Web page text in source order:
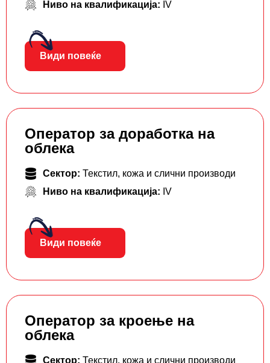
Ниво на квалификација: IV
Види повеќе
Оператор за доработка на
облека
Сектор: Текстил, кожа и слични производи
Ниво на квалификација: IV
Види повеќе
Оператор за кроење на
облека
Сектор: Текстил, кожа и слични производи